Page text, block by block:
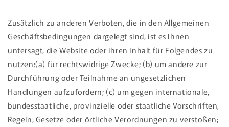
Zusätzlich zu anderen Verboten, die in den Allgemeinen
Geschäftsbedingungen dargelegt sind, ist es Ihnen
untersagt, die Website oder ihren Inhalt für Folgendes zu
nutzen:(a) für rechtswidrige Zwecke; (b) um andere zur
Durchführung oder Teilnahme an ungesetzlichen
Handlungen aufzufordern; (c) um gegen internationale,
bundesstaatliche, provinzielle oder staatliche Vorschriften,
Regeln, Gesetze oder örtliche Verordnungen zu verstoßen;